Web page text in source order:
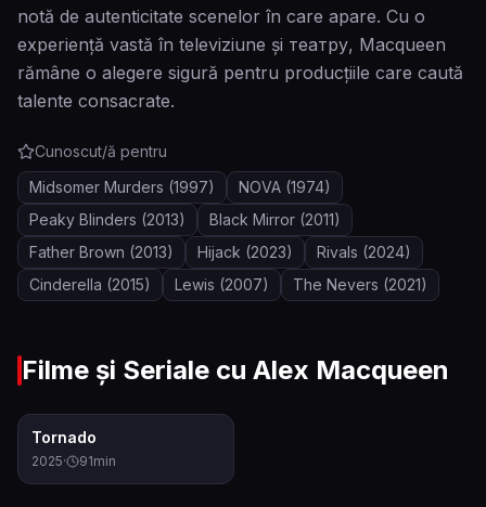
notă de autenticitate scenelor în care apare. Cu o
experiență vastă în televiziune și театру, Macqueen
rămâne o alegere sigură pentru producțiile care caută
talente consacrate.
Cunoscut/ă pentru
Midsomer Murders (1997) NOVA (1974)
Peaky Blinders (2013) Black Mirror (2011)
Father Brown (2013) Hijack (2023) Rivals (2024)
Cinderella (2015) Lewis (2007) The Nevers (2021)
Filme și Seriale cu Alex Macqueen
Tornado
2025· 91min